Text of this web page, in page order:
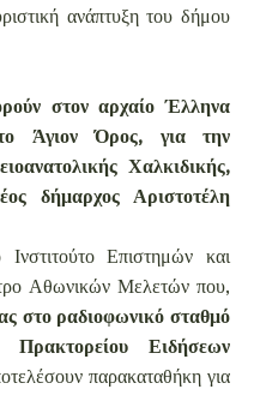
ανάπτυξη του δήμου
στον αρχαίο Έλληνα
Άγιον Όρος, για την
Χαλκιδικής,
δήμαρχος Αριστοτέλη
Επιστημών και
Αθωνικών Μελετών που,
στο ραδιοφωνικό σταθμό
Πρακτορείου Ειδήσεων
παρακαταθήκη για